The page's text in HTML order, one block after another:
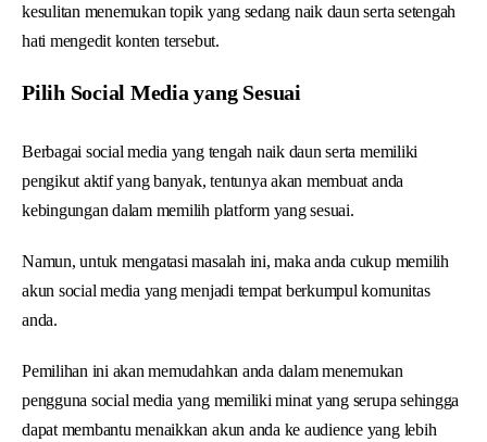
kesulitan menemukan topik yang sedang naik daun serta setengah
hati mengedit konten tersebut.
Pilih Social Media yang Sesuai
Berbagai social media yang tengah naik daun serta memiliki
pengikut aktif yang banyak, tentunya akan membuat anda
kebingungan dalam memilih platform yang sesuai.
Namun, untuk mengatasi masalah ini, maka anda cukup memilih
akun social media yang menjadi tempat berkumpul komunitas
anda.
Pemilihan ini akan memudahkan anda dalam menemukan
pengguna social media yang memiliki minat yang serupa sehingga
dapat membantu menaikkan akun anda ke audience yang lebih